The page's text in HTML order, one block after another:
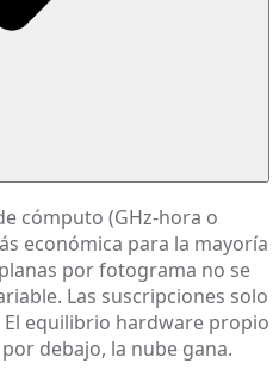
cómputo (GHz-hora o
económica para la mayoría
por fotograma no se
Las suscripciones solo
El equilibrio hardware propio
debajo, la nube gana.